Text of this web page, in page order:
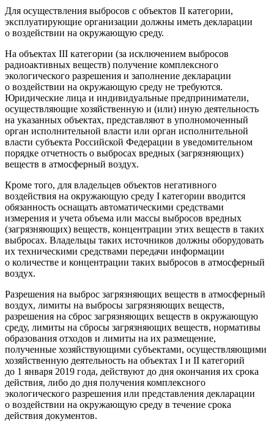
Для осуществления выбросов с объектов II категории,
эксплуатирующие организации должны иметь декларации
о воздействии на окружающую среду.
На объектах III категории (за исключением выбросов
радиоактивных веществ) получение комплексного
экологического разрешения и заполнение декларации
о воздействии на окружающую среду не требуются.
Юридические лица и индивидуальные предприниматели,
осуществляющие хозяйственную и (или) иную деятельность
на указанных объектах, представляют в уполномоченный
орган исполнительной власти или орган исполнительной
власти субъекта Российской Федерации в уведомительном
порядке отчетность о выбросах вредных (загрязняющих)
веществ в атмосферный воздух.
Кроме того, для владельцев объектов негативного
воздействия на окружающую среду I категории вводится
обязанность оснащать автоматическими средствами
измерения и учета объема или массы выбросов вредных
(загрязняющих) веществ, концентрации этих веществ в таких
выбросах. Владельцы таких источников должны оборудовать
их техническими средствами передачи информации
о количестве и концентрации таких выбросов в атмосферный
воздух.
Разрешения на выброс загрязняющих веществ в атмосферный
воздух, лимиты на выбросы загрязняющих веществ,
разрешения на сброс загрязняющих веществ в окружающую
среду, лимиты на сбросы загрязняющих веществ, нормативы
образования отходов и лимиты на их размещение,
полученные хозяйствующими субъектами, осуществляющими
хозяйственную деятельность на объектах I и II категорий
до 1 января 2019 года, действуют до дня окончания их срока
действия, либо до дня получения комплексного
экологического разрешения или представления декларации
о воздействии на окружающую среду в течение срока
действия документов.